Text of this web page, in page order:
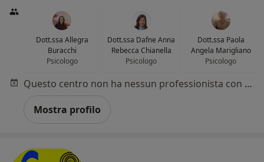
Dott.ssa Allegra
Buracchi
Psicologo
Dott.ssa Dafne Anna
Rebecca Chianella
Psicologo
Dott.ssa Paola
Angela Marigliano
Psicologo
Questo centro non ha nessun professionista con date disponibili
Mostra profilo